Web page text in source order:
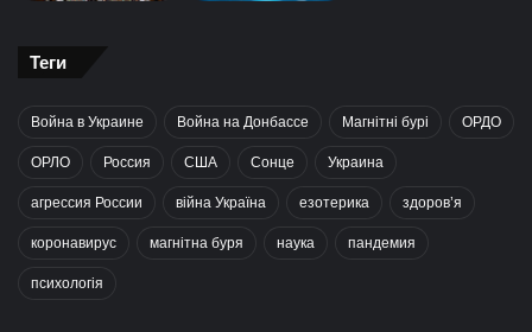
Теги
Война в Украине Война на Донбассе Магнітні бурі ОРДО
ОРЛО Россия США Сонце Украина
агрессия России війна Україна езотерика здоров’я
коронавирус магнітна буря наука пандемия
психологія